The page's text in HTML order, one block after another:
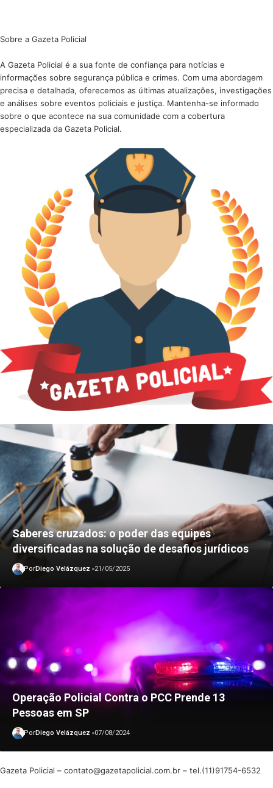
Sobre a Gazeta Policial
A Gazeta Policial é a sua fonte de confiança para notícias e
informações sobre segurança pública e crimes. Com uma abordagem
precisa e detalhada, oferecemos as últimas atualizações, investigações
e análises sobre eventos policiais e justiça. Mantenha-se informado
sobre o que acontece na sua comunidade com a cobertura
especializada da Gazeta Policial.
Saberes cruzados: o poder das equipes
diversificadas na solução de desafios jurídicos
PorDiego Velázquez 21/05/2025
Operação Policial Contra o PCC Prende 13
Pessoas em SP
PorDiego Velázquez 07/08/2024
Gazeta Policial – contato@gazetapolicial.com.br – tel.(11)91754-6532